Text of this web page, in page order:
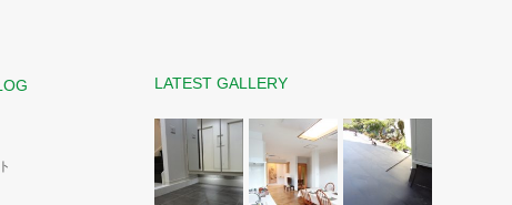
LATEST GALLERY